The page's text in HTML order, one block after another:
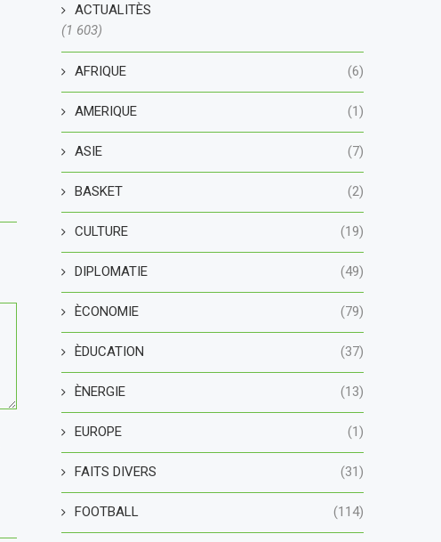
ACTUALITÈS
(1 603)
AFRIQUE (6)
AMERIQUE (1)
ASIE (7)
BASKET (2)
CULTURE (19)
DIPLOMATIE (49)
ÈCONOMIE (79)
ÈDUCATION (37)
ÈNERGIE (13)
EUROPE (1)
FAITS DIVERS (31)
FOOTBALL (114)